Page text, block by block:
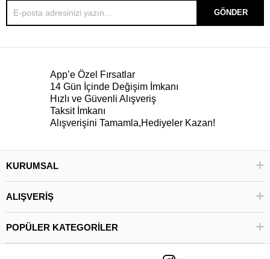
GÖNDER
App’e Özel Fırsatlar
14 Gün İçinde Değişim İmkanı
Hızlı ve Güvenli Alışveriş
Taksit İmkanı
Alışverişini Tamamla,Hediyeler Kazan!
KURUMSAL
ALIŞVERİŞ
POPÜLER KATEGORİLER